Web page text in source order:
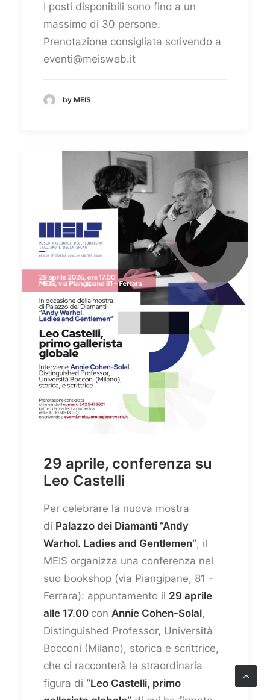
I posti disponibili sono fino a un
massimo di 30 persone.
Prenotazione consigliata scrivendo a
eventi@meisweb.it
by MEIS
29 aprile, conferenza su
Leo Castelli
Per celebrare la nuova mostra
di Palazzo dei Diamanti “Andy
Warhol. Ladies and Gentlemen”, il
MEIS organizza una conferenza nel
suo bookshop (via Piangipane, 81 -
Ferrara): appuntamento il 29 aprile
alle 17.00 con Annie Cohen-Solal,
Distinguished Professor, Università
Bocconi (Milano), storica e scrittrice,
che ci racconterà la straordinaria
figura di “Leo Castelli, primo